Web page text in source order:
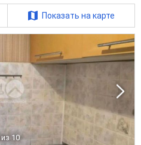
Показать на карте
из 10